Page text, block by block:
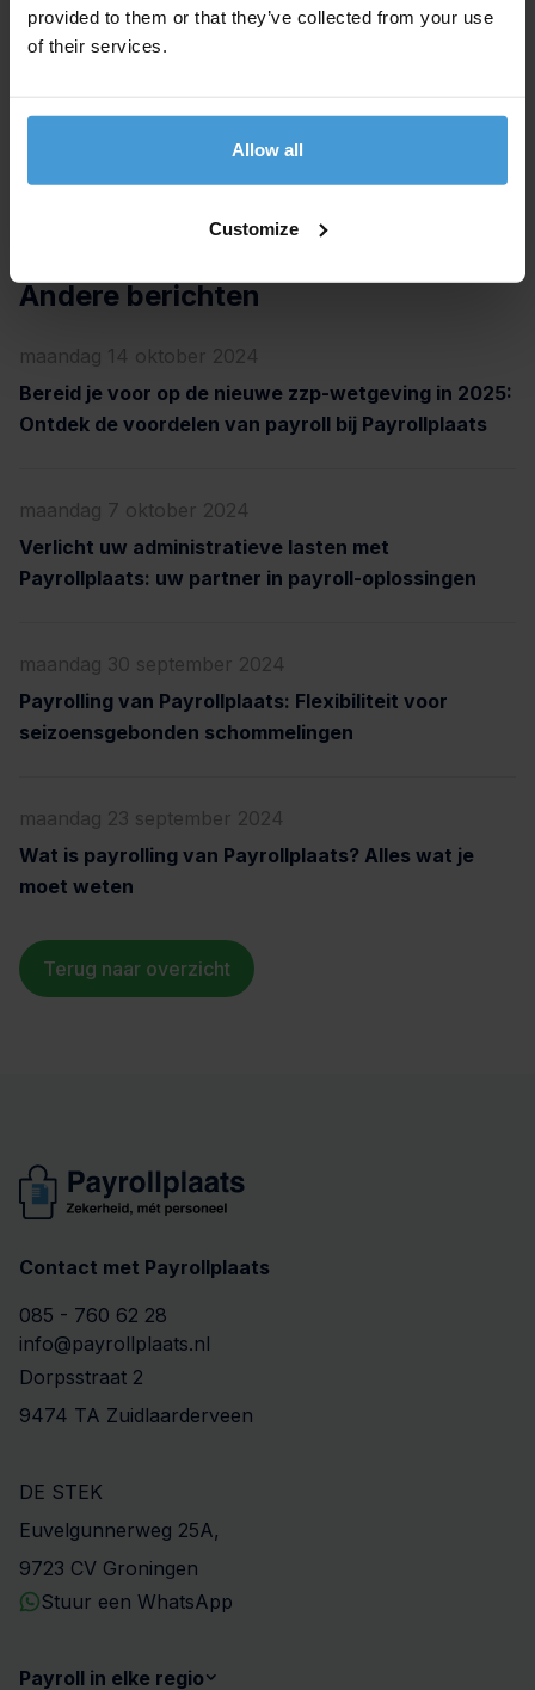
provided to them or that they’ve collected from your use
of their services.
Allow all
Customize
minder terughoudend met het inhuren van
freelancers, wat het aantal beschikbare opdrachten
Andere berichten
maandag 14 oktober 2024
Bereid je voor op de nieuwe zzp-wetgeving in 2025:
Ontdek de voordelen van payroll bij Payrollplaats
maandag 7 oktober 2024
Verlicht uw administratieve lasten met
Payrollplaats: uw partner in payroll-oplossingen
maandag 30 september 2024
Payrolling van Payrollplaats: Flexibiliteit voor
seizoensgebonden schommelingen
maandag 23 september 2024
Wat is payrolling van Payrollplaats? Alles wat je
moet weten
Terug naar overzicht
Contact met Payrollplaats
085 - 760 62 28
info@payrollplaats.nl
Dorpsstraat 2
9474 TA Zuidlaarderveen
DE STEK
Euvelgunnerweg 25A,
9723 CV Groningen
Stuur een WhatsApp
Payroll in elke regio